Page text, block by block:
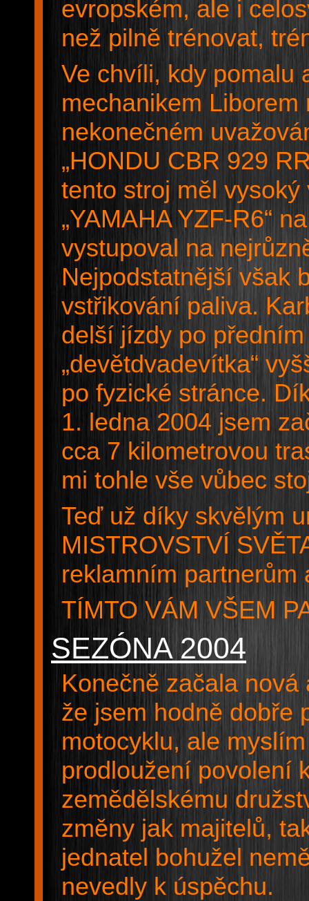
evropském, ale i
než pilně trénovat,
Ve chvíli, kdy pomalu
mechanikem
nekonečném
„HONDU CBR 929
tento stroj měl
„YAMAHA YZF-R6“
vystupoval na
Nejpodstatnější však
vstřikování paliva.
delší jízdy po
„devětdvadevítka“
po fyzické stránce.
1. ledna 2004 jsem
cca 7 kilometrovou
mi tohle vše vůbec
Teď už díky skvělým
MISTROVSTVÍ
reklamním partnerům
TÍMTO VÁM VŠEM
SEZÓNA 2004
Konečně začala
že jsem hodně dobře
motocyklu, ale
prodloužení povolení
zemědělskému
změny jak majitelů,
jednatel bohužel
nevedly k úspěchu.